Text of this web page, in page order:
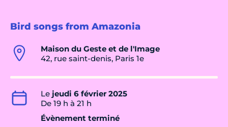
Bird songs from Amazonia
Maison du Geste et de l'Image
42, rue saint-denis, Paris 1e
Le jeudi 6 février 2025
De 19 h à 21 h
Évènement terminé